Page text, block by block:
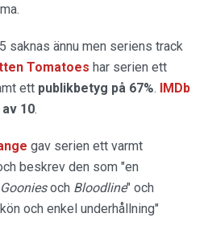
saknas ännu men seriens track
Tomatoes har serien ett
ett publikbetyg på 67%. IMDb
av 10.
gav serien ett varmt
beskrev den som "en
Gooniesoch Bloodline" och
och enkel underhållning"